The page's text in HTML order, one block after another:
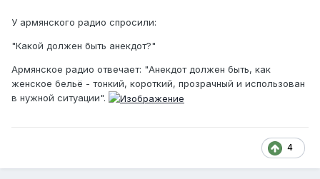
У армянского радио спросили:
"Какой должен быть анекдот?"
Армянское радио отвечает: "Анекдот должен быть, как
женское бельё - тонкий, короткий, прозрачный и использован
в нужной ситуации".
4